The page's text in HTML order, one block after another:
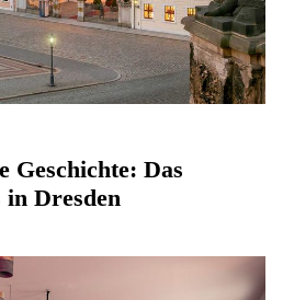
Geschichte: Das
in Dresden